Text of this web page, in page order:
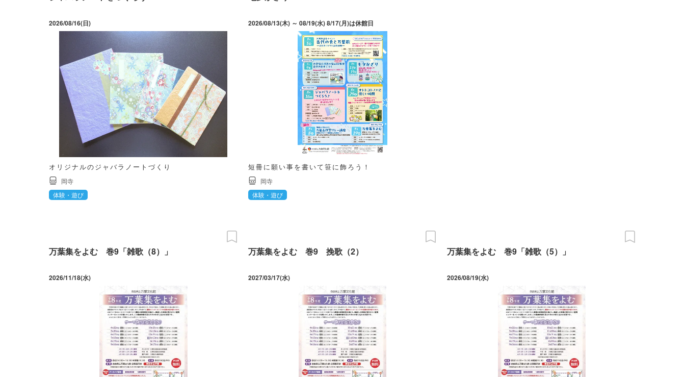
2026/08/16(日)
オリジナルのジャバラノートづくり
岡寺
体験・遊び
2026/08/13(木) ～ 08/19(水) 8/17(月)は休館日
短冊に願い事を書いて笹に飾ろう！
岡寺
体験・遊び
万葉集をよむ 巻9「雑歌（8）」
2026/11/18(水)
万葉集をよむ 巻9 挽歌（2）
2027/03/17(水)
万葉集をよむ 巻9「雑歌（5）」
2026/08/19(水)